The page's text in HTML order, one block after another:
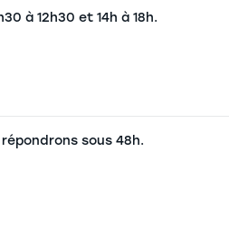
à 12h30 et 14h à 18h.
sous 48h.